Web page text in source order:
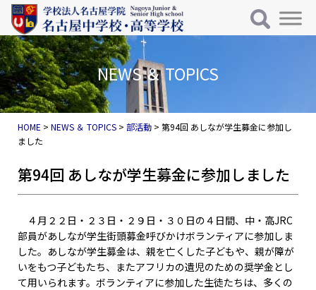
コンテンツへスキップ
メインナビゲーション
NEWS ＆ TOPICS
HOME >NEWS ＆ TOPICS >部活動 >第94回 あしなが学生募金に参加し
ました
第94回 あしなが学生募金に参加しました
４月２２日・２３日・２９日・３０日の４日間、中・高JRC
部員があしなが学生街頭募金呼びかけボランティアに参加しま
した。あしなが学生募金は、親を亡くした子どもや、親が障が
いをもつ子どもたち、またアフリカの遺児のための奨学金とし
て用いられます。ボランティアに参加した生徒たちは、多くの